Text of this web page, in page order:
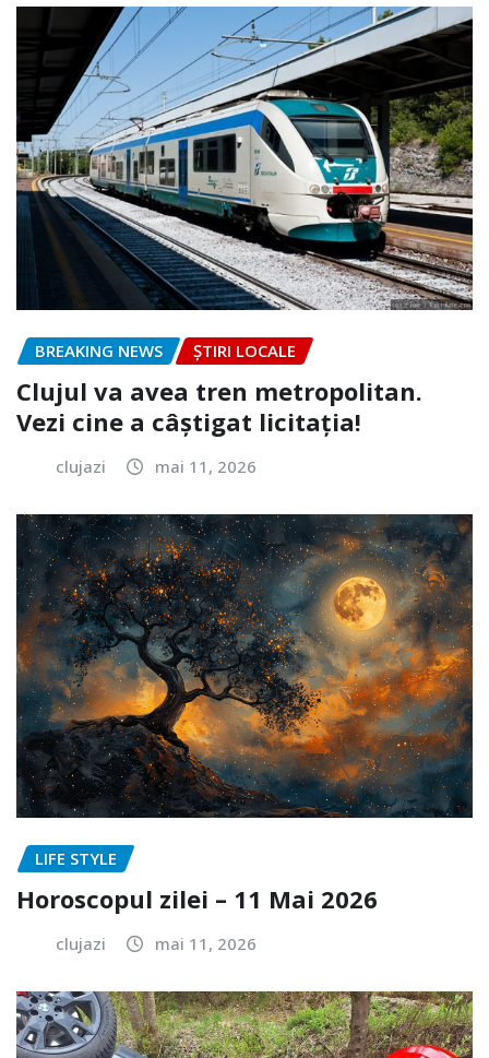
BREAKING NEWS ȘTIRI LOCALE
Clujul va avea tren metropolitan.
Vezi cine a câștigat licitația!
clujazi mai 11, 2026
LIFE STYLE
Horoscopul zilei – 11 Mai 2026
clujazi mai 11, 2026